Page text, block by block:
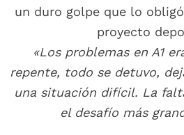
un duro golpe que lo
proyecto
«Los problemas en A1
repente, todo se detuvo,
una situación difícil. La
el desafío más